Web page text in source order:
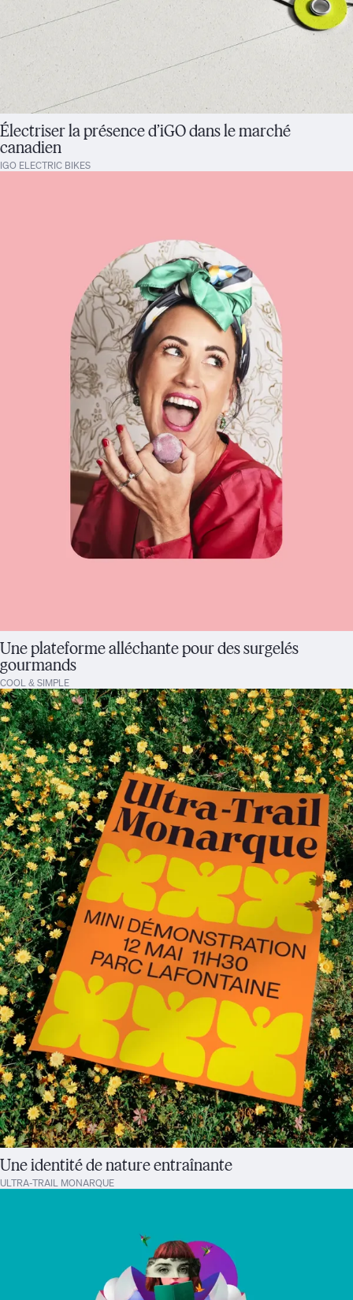
Électriser la présence d’iGO dans le marché
canadien
IGO ELECTRIC BIKES
Une plateforme alléchante pour des surgelés
gourmands
COOL & SIMPLE
Une identité de nature entraînante
ULTRA-TRAIL MONARQUE